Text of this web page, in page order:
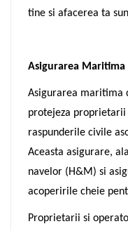
tine si afacerea ta
Asigurarea Maritima
Asigurarea maritima
protejeza
raspunderile civile
Aceasta asigurare,
navelor (H&M) si
acoperirile cheie
Proprietarii si